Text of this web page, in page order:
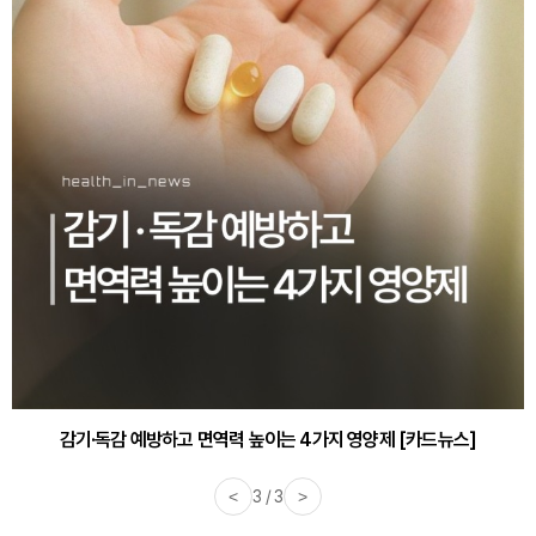
감기·독감 예방하고 면역력 높이는 4가지 영양제 [카드뉴스]
< 3 / 3 >